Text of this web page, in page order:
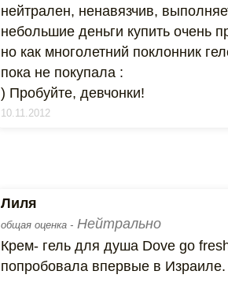
нейтрален, ненавязчив,
небольшие деньги купить очень
но как многолетний поклонник
пока не покупала :
) Пробуйте, девчонки!
10.11.2012
Лиля
общая оценка - Нейтрально
Крем- гель для душа Dove go
попробовала впервые в Израиле.